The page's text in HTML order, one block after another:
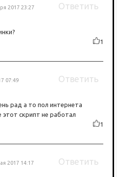
2017 23:27
1
Ответить
07:49
рад а то пол интернета
этот скрипт не работал
1
Ответить
2017 14:17 Ответить